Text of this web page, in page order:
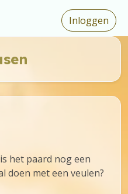
Inloggen
het paard nog een
doen met een veulen?